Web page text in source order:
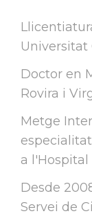
CONTACTA
Universitat
Doctor en
Rovira i
Metge
especialitat
a l'Hospital
Desde
Servei de